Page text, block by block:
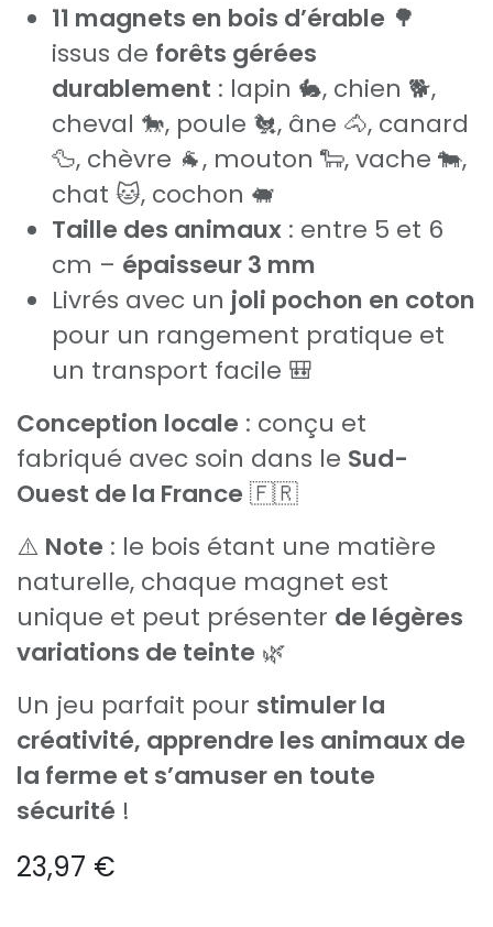
11 magnets en bois d’érable 🌳
issus de forêts gérées
durablement : lapin 🐇, chien 🐕,
cheval 🐎, poule 🐔, âne 🐴, canard
🦆, chèvre 🐐, mouton 🐑, vache 🐄,
chat 🐱, cochon 🐖
Taille des animaux : entre 5 et 6
cm – épaisseur 3 mm
Livrés avec un joli pochon en coton
pour un rangement pratique et
un transport facile 🎒
Conception locale : conçu et
fabriqué avec soin dans le Sud-
Ouest de la France 🇫🇷
⚠️ Note : le bois étant une matière
naturelle, chaque magnet est
unique et peut présenter de légères
variations de teinte 🌿
Un jeu parfait pour stimuler la
créativité, apprendre les animaux de
la ferme et s’amuser en toute
sécurité !
23,97 €